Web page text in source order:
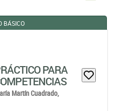
BÁSICO
PARA
Martín Cuadrado,